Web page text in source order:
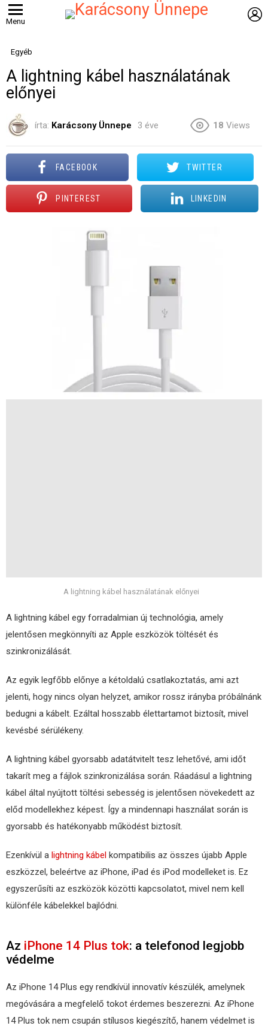
Menu
Egyéb
A lightning kábel használatának
előnyei
írta: Karácsony Ünnepe 3 éve 18 Views
FACEBOOK TWITTER
PINTEREST LINKEDIN
A lightning kábel használatának előnyei
A lightning kábel egy forradalmian új technológia, amely
jelentősen megkönnyíti az Apple eszközök töltését és
szinkronizálását.
Az egyik legfőbb előnye a kétoldalú csatlakoztatás, ami azt
jelenti, hogy nincs olyan helyzet, amikor rossz irányba próbálnánk
bedugni a kábelt. Ezáltal hosszabb élettartamot biztosít, mivel
kevésbé sérülékeny.
A lightning kábel gyorsabb adatátvitelt tesz lehetővé, ami időt
takarít meg a fájlok szinkronizálása során. Ráadásul a lightning
kábel által nyújtott töltési sebesség is jelentősen növekedett az
előd modellekhez képest. Így a mindennapi használat során is
gyorsabb és hatékonyabb működést biztosít.
Ezenkívül a lightning kábel kompatibilis az összes újabb Apple
eszközzel, beleértve az iPhone, iPad és iPod modelleket is. Ez
egyszerűsíti az eszközök közötti kapcsolatot, mivel nem kell
különféle kábelekkel bajlódni.
Az iPhone 14 Plus tok: a telefonod legjobb
védelme
Az iPhone 14 Plus egy rendkívül innovatív készülék, amelynek
megóvására a megfelelő tokot érdemes beszerezni. Az iPhone
14 Plus tok nem csupán stílusos kiegészítő, hanem védelmet is